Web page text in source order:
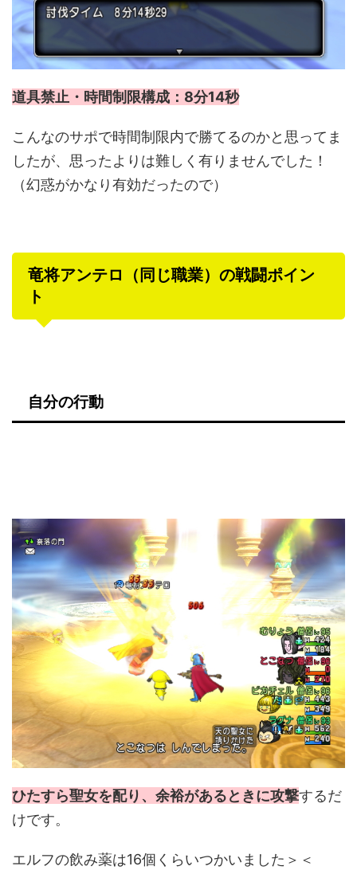
道具禁止・時間制限構成：8分14秒
こんなのサポで時間制限内で勝てるのかと思ってま
したが、思ったよりは難しく有りませんでした！
（幻惑がかなり有効だったので）
竜将アンテロ（同じ職業）の戦闘ポイン
ト
自分の行動
ひたすら聖女を配り、余裕があるときに攻撃するだ
けです。
エルフの飲み薬は16個くらいつかいました＞＜